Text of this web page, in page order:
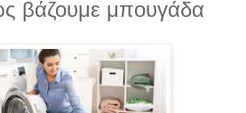
βάζουμε μπουγάδα